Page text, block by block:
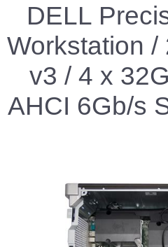
DELL
Workstation /
v3 / 4 x
AHCI 6Gb/s